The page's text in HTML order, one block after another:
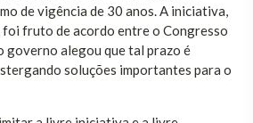
de vigência de 30 anos. A iniciativa,
fruto de acordo entre o Congresso
governo alegou que tal prazo é
soluções importantes para o